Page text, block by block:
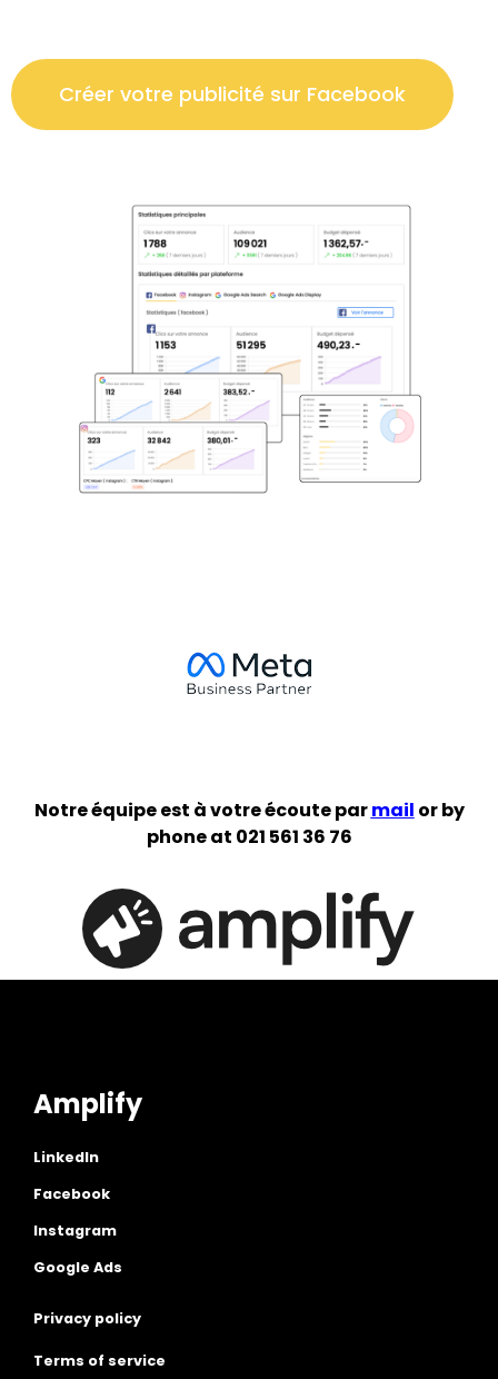
Créer votre publicité sur Facebook
Notre équipe est à votre écoute parmail or by
phone at 021 561 36 76
Amplify
LinkedIn
Facebook
Instagram
Google Ads
Privacy policy
Terms of service